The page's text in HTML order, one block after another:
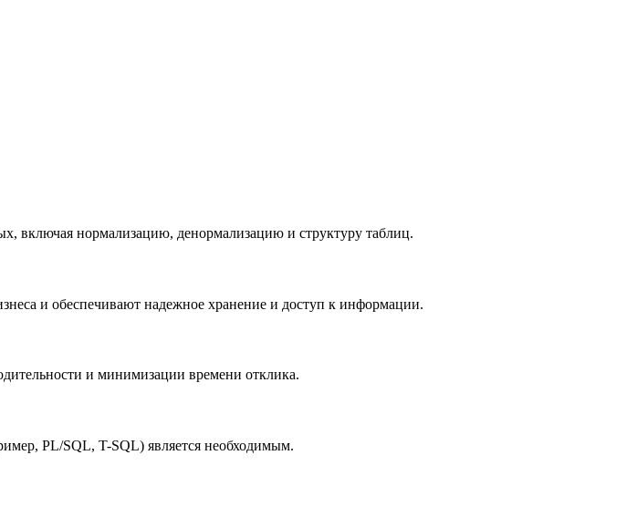
включая нормализацию, денормализацию и структуру таблиц.
и обеспечивают надежное хранение и доступ к информации.
и минимизации времени отклика.
PL/SQL, T-SQL) является необходимым.